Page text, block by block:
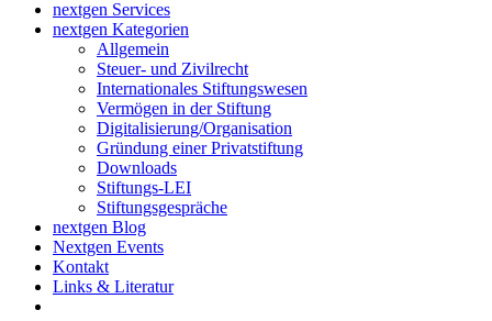
nextgen Services
nextgen Kategorien
Allgemein
Steuer- und Zivilrecht
Internationales Stiftungswesen
Vermögen in der Stiftung
Digitalisierung/Organisation
Gründung einer Privatstiftung
Downloads
Stiftungs-LEI
Stiftungsgespräche
nextgen Blog
Nextgen Events
Kontakt
Links & Literatur